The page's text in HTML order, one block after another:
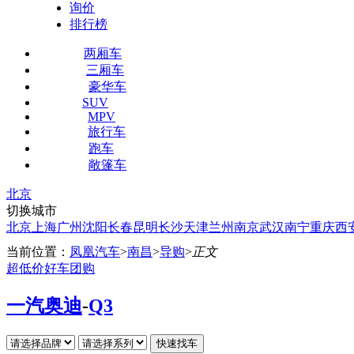
询价
排行榜
两厢车
三厢车
豪华车
SUV
MPV
旅行车
跑车
敞篷车
北京
切换城市
北京 上海广州沈阳长春昆明长沙天津兰州南京武汉南宁重庆西
当前位置： 凤凰汽车>南昌>导购>正文
超低价好车团购
一汽奥迪-Q3